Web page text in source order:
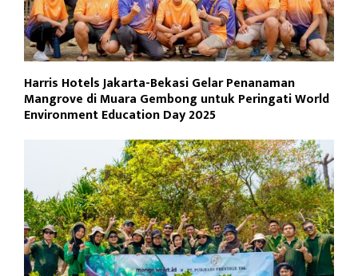
Harris Hotels Jakarta-Bekasi Gelar Penanaman
Mangrove di Muara Gembong untuk Peringati World
Environment Education Day 2025